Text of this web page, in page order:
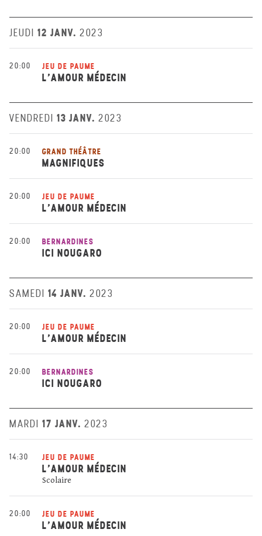
JEUDI 12 JANV. 2023
20:00 JEU DE PAUME
L’AMOUR MÉDECIN
VENDREDI 13 JANV. 2023
20:00 GRAND THÉÂTRE
MAGNIFIQUES
20:00 JEU DE PAUME
L’AMOUR MÉDECIN
20:00 BERNARDINES
ICI NOUGARO
SAMEDI 14 JANV. 2023
20:00 JEU DE PAUME
L’AMOUR MÉDECIN
20:00 BERNARDINES
ICI NOUGARO
MARDI 17 JANV. 2023
14:30 JEU DE PAUME
L’AMOUR MÉDECIN
Scolaire
20:00 JEU DE PAUME
L’AMOUR MÉDECIN